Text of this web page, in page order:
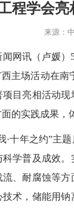
程学会
来源：
网讯 （卢媛）
主场活动在南
目亮相活动
的实践成果，
·十年之约”主
学普及成效。
、耐腐蚀等
术，储能用